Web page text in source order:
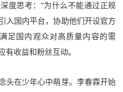
度思考：“为什么不能通过正规
入国内平台，协助他们开设官方
足国内观众对高质量内容的需
有收益和粉丝互动。
头在少年心中萌芽。李春霖开始